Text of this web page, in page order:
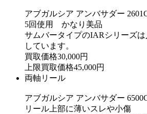
アブガルシア アンバサダー
5回使用 かなり美品
サムバータイプのIARシリーズ
しています。
買取価格30,000円
上限買取価格45,000円
両軸リール
アブガルシア アンバサダー
リール上部に薄いスレや小傷